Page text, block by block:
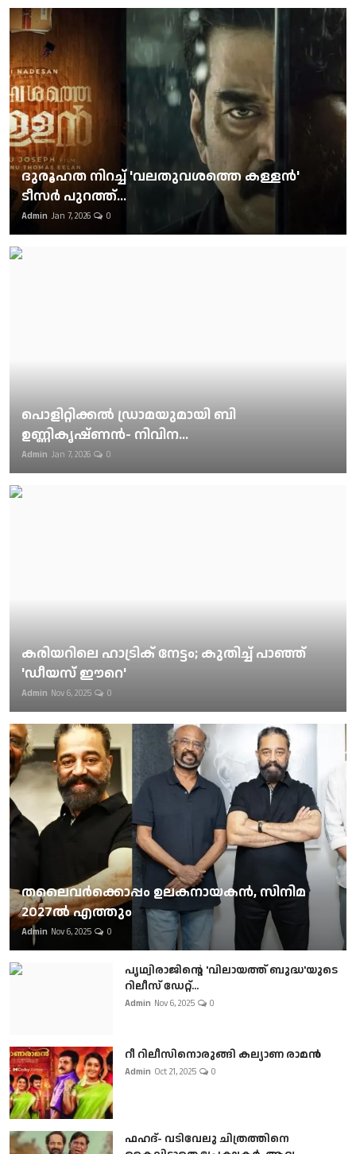
ദുരൂഹത നിറച്ച് 'വലതുവശത്തെ കള്ളന്‍'
ടീസര്‍ പുറത്ത്...
Admin Jan 7, 2026 0
പൊളിറ്റിക്കല്‍ ഡ്രാമയുമായി ബി
ഉണ്ണികൃഷ്ണന്‍- നിവിന...
Admin Jan 7, 2026 0
കരിയറിലെ ഹാട്രിക് നേട്ടം; കുതിച്ച് പാഞ്ഞ്
'ഡീയസ് ഈറെ'
Admin Nov 6, 2025 0
തലൈവര്‍ക്കൊപ്പം ഉലകനായകന്‍, സിനിമ
2027ല്‍ എത്തും
Admin Nov 6, 2025 0
പൃഥ്വിരാജിന്റെ 'വിലായത്ത് ബുദ്ധ'യുടെ
റിലീസ് ഡേറ്റ്...
Admin Nov 6, 2025 0
റീ റിലീസിനൊരുങ്ങി കല്യാണ രാമൻ
Admin Oct 21, 2025 0
ഫഹദ്- വടിവേലു ചിത്രത്തിനെ